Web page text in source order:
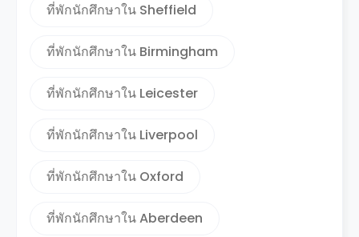
ที่พักนักศึกษาใน Sheffield
ที่พักนักศึกษาใน Birmingham
ที่พักนักศึกษาใน Leicester
ที่พักนักศึกษาใน Liverpool
ที่พักนักศึกษาใน Oxford
ที่พักนักศึกษาใน Aberdeen